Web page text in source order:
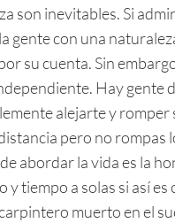
son inevitables. Si
gente con una
su cuenta. Sin
Hay gente
alejarte y romper
pero no rompas
abordar la vida es la
tiempo a solas si así es
muerto en el